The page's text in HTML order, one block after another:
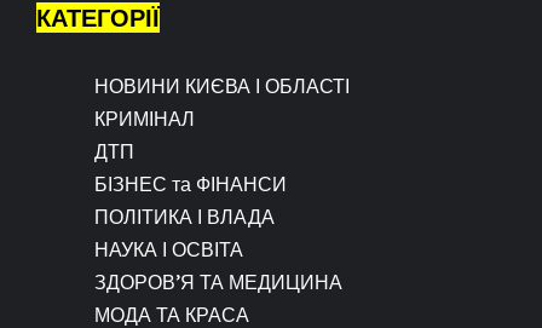
КАТЕГОРІЇ
НОВИНИ КИЄВА І ОБЛАСТІ
КРИМІНАЛ
ДТП
БІЗНЕС та ФІНАНСИ
ПОЛІТИКА І ВЛАДА
НАУКА І ОСВІТА
ЗДОРОВ’Я ТА МЕДИЦИНА
МОДА ТА КРАСА